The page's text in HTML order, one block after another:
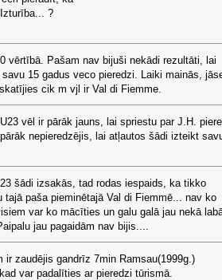
?
vērtībā. Pašam nav bijuši nekādi rezultāti, lai
15 gadus veco pieredzi. Laiki mainās,
cik m vjl ir Val di Fiemme.
vēl ir pārāk jauns, lai spriestu par J.H.
nepieredzējis, lai atļautos šādi izteikt
šādi izsakās, tad rodas iespaids, ka tikko
tajā paša pieminētajā Val di Fiemmē... nav ko
var ko mācīties un galu galā jau nekā
jau pagaidām nav bijis....
ir zaudējis gandrīz 7min Ramsau(1999g.)
var padalīties ar pieredzi tūrismā.